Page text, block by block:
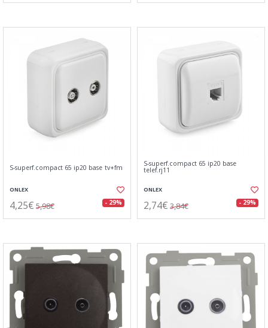
S-superf.compact 65 ip20 base tv+fm
ONLEX
4,25€ 5,98€ - 29%
S-superf.compact 65 ip20 base
telef.rj11
ONLEX
2,74€ 3,84€ - 29%